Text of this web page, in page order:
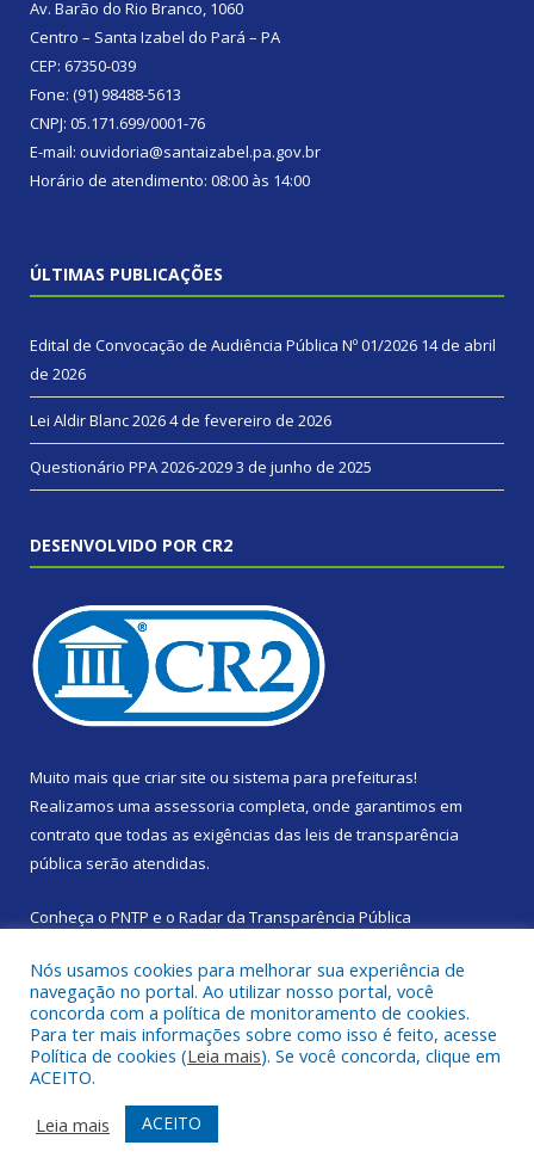
Av. Barão do Rio Branco, 1060
Centro – Santa Izabel do Pará – PA
CEP: 67350-039
Fone: (91) 98488-5613
CNPJ: 05.171.699/0001-76
E-mail: ouvidoria@santaizabel.pa.gov.br
Horário de atendimento: 08:00 às 14:00
ÚLTIMAS PUBLICAÇÕES
Edital de Convocação de Audiência Pública Nº 01/2026 14 de abril
de 2026
Lei Aldir Blanc 20264 de fevereiro de 2026
Questionário PPA 2026-20293 de junho de 2025
DESENVOLVIDO POR CR2
Muito mais que criar site ou sistema para prefeituras!
Realizamos uma assessoria completa, onde garantimos em
contrato que todas as exigências das leis de transparência
pública serão atendidas.
Conheça o PNTP e o Radar da Transparência Pública
Todos os direitos reservados a Prefeitura Municipal de Santa
Izabel do Pará.
Mapa do Site
Acessar Área Administrativa
Acessar Webmail
Nós usamos cookies para melhorar sua experiência de
navegação no portal. Ao utilizar nosso portal, você
concorda com a política de monitoramento de cookies.
Para ter mais informações sobre como isso é feito, acesse
Política de cookies (Leia mais). Se você concorda, clique em
ACEITO.
Leia mais
ACEITO